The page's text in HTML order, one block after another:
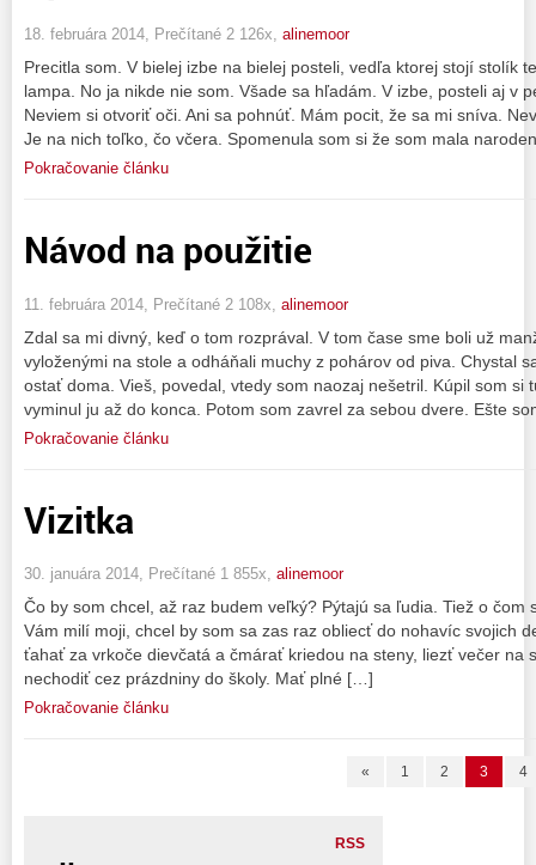
18. februára 2014, Prečítané 2 126x, alinemoor
Precitla som. V bielej izbe na bielej posteli, vedľa ktorej stojí stolík
lampa. No ja nikde nie som. Všade sa hľadám. V izbe, posteli aj v
Neviem si otvoriť oči. Ani sa pohnúť. Mám pocit, že sa mi sníva.
Je na nich toľko, čo včera. Spomenula som si že som mala
Pokračovanie článku
Návod na použitie
11. februára 2014, Prečítané 2 108x, alinemoor
Zdal sa mi divný, keď o tom rozprával. V tom čase sme boli už
vyloženými na stole a odháňali muchy z pohárov od piva. Chystal
ostať doma. Vieš, povedal, vtedy som naozaj nešetril. Kúpil som si
vyminul ju až do konca. Potom som zavrel za sebou dvere. Ešte
Pokračovanie článku
Vizitka
30. januára 2014, Prečítané 1 855x, alinemoor
Čo by som chcel, až raz budem veľký? Pýtajú sa ľudia. Tiež o čom
Vám milí moji, chcel by som sa zas raz obliecť do nohavíc svojich
ťahať za vrkoče dievčatá a čmárať kriedou na steny, liezť večer na
nechodiť cez prázdniny do školy. Mať plné […]
Pokračovanie článku
« 1 2 3 4
RSS